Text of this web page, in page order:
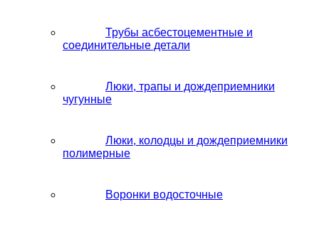
Трубы асбестоцементные и
соединительные детали
Люки, трапы и дождеприемники
чугунные
Люки, колодцы и дождеприемники
полимерные
Воронки водосточные